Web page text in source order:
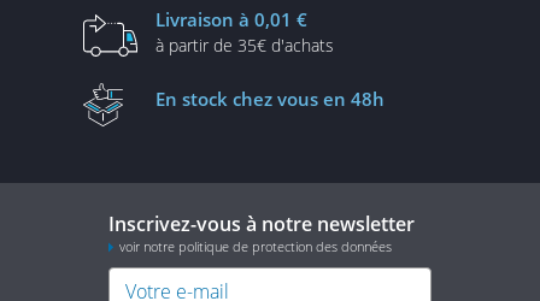
Livraison à 0,01 €
à partir de 35€ d'achats
En stock chez vous en 48h
Inscrivez-vous à notre newsletter
voir notre politique de protection des données